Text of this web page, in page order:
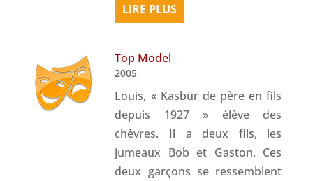
LIRE PLUS
Top Model
2005
Louis, « Kasbür de père en fils
depuis 1927 » élève des
chèvres. Il a deux fils, les
jumeaux Bob et Gaston. Ces
deux garçons se ressemblent